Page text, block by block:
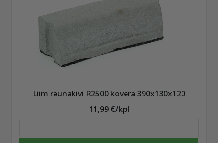
Liim reunakivi R2500 kovera 390x130x120
11,99 €/kpl